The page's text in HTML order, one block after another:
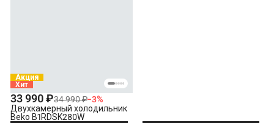
Акция
Хит
33 990 ₽34 990 ₽−3%
Двухкамерный холодильник
Beko B1RDSK280W